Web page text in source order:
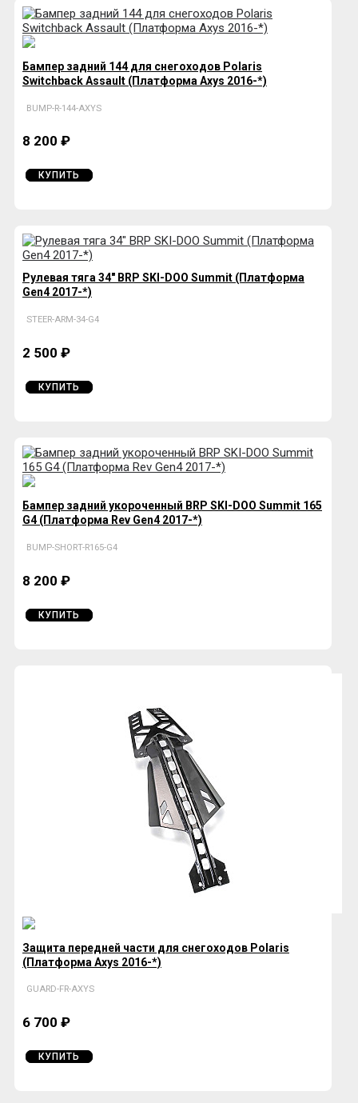
Бампер задний 144 для снегоходов Polaris
Switchback Assault (Платформа Axys 2016-*)
BUMP-R-144-AXYS
8 200 ₽
КУПИТЬ
Рулевая тяга 34" BRP SKI-DOO Summit (Платформа
Gen4 2017-*)
STEER-ARM-34-G4
2 500 ₽
КУПИТЬ
Бампер задний укороченный BRP SKI-DOO Summit 165
G4 (Платформа Rev Gen4 2017-*)
BUMP-SHORT-R165-G4
8 200 ₽
КУПИТЬ
Защита передней части для снегоходов Polaris
(Платформа Axys 2016-*)
GUARD-FR-AXYS
6 700 ₽
КУПИТЬ